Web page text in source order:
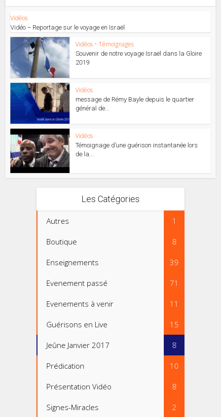
Vidéos
Vidéo – Reportage sur le voyage en Israël
Vidéos • Témoignages
Souvenir de notre voyage Israël dans la Gloire
2019
Vidéos
message de Rémy Bayle depuis le quartier
général de...
Vidéos
Témoignage d’une guérison instantanée lors
de la...
Les Catégories
Autres 1
Boutique 8
Enseignements 39
Evenement passé 71
Evenements à venir 11
Guérisons en Live 15
Jeûne Janvier 2017 8
Prédication 10
Présentation Vidéo 8
Signes-Miracles 2